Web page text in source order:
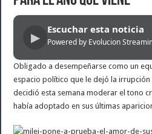
▶
Escuchar esta noticia
Powered by Evolucion
Obligado a desempeñarse como un
espacio político que le dejó la irrupción
decidió esta semana moderar el tono
había adoptado en sus últimas